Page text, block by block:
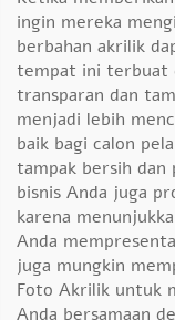
ingin mereka
berbahan akrilik
tempat ini terbuat
transparan dan
menjadi lebih
baik bagi calon
tampak bersih dan
bisnis Anda juga
karena
Anda
juga mungkin
Foto Akrilik untuk
Anda bersamaan